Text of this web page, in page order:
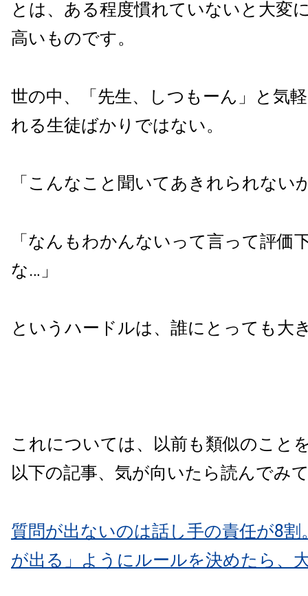
とは、ある程度慣れていないと大変
高いものです。
世の中、「先生、しつもーん」と気
れる生徒ばかりではない。
「こんなこと聞いてあきれられない
「なんもわかんないって言って評価
な…」
というハードルは、誰にとっても大
これについては、以前も類似のこと
以下の記事、気が向いたら読んでみ
質問が出ないのは話し手の責任が8割
が出る」ようにルールを決めたら、